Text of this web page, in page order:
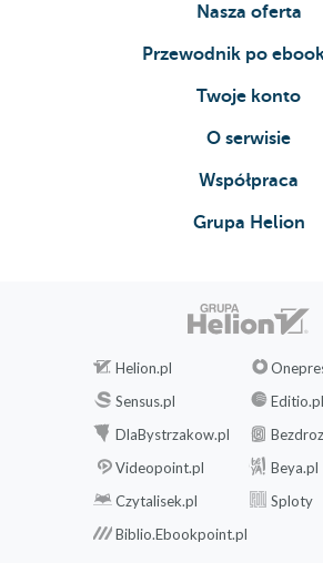
Nasza oferta
Przewodnik po
Twoje konto
O serwisie
Współpraca
Grupa Helion
Helion.pl
Sensus.pl
Editio.pl
DlaBystrzakow.pl
Videopoint.pl
Beya.pl
Czytalisek.pl
Sploty
Biblio.Ebookpoint.pl